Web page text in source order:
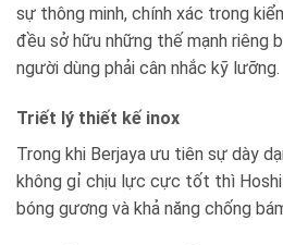
sự thông minh, chính xác trong
đều sở hữu những thế mạnh riêng
người dùng phải cân nhắc kỹ lưỡng.
Triết lý thiết kế inox
Trong khi Berjaya ưu tiên sự dày
không gỉ chịu lực cực tốt thì
bóng gương và khả năng chống